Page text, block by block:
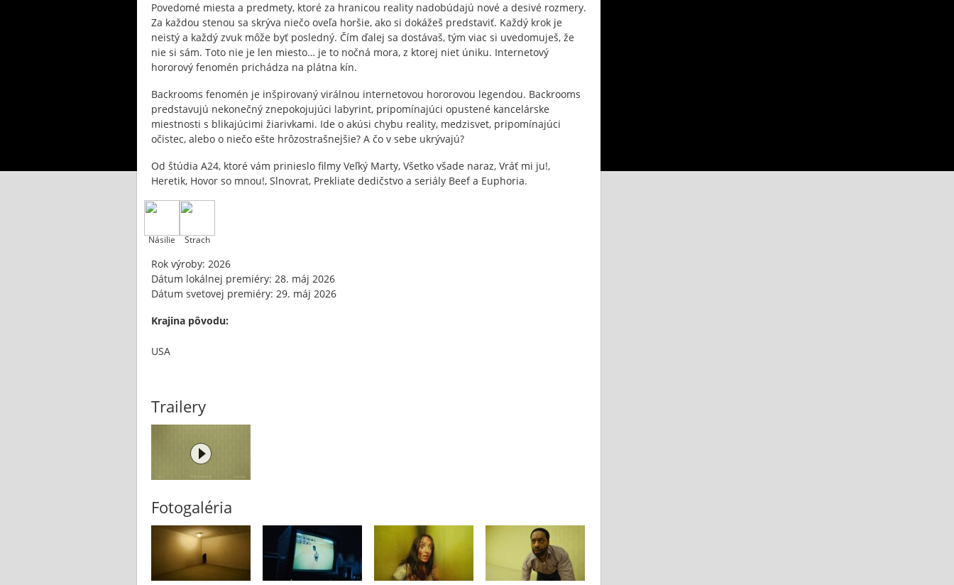
Povedomé miesta a predmety, ktoré za hranicou reality nadobúdajú nové a desivé rozmery.
Za každou stenou sa skrýva niečo oveľa horšie, ako si dokážeš predstaviť. Každý krok je
neistý a každý zvuk môže byť posledný. Čím ďalej sa dostávaš, tým viac si uvedomuješ, že
nie si sám. Toto nie je len miesto… je to nočná mora, z ktorej niet úniku. Internetový
hororový fenomén prichádza na plátna kín.
Backrooms fenomén je inšpirovaný virálnou internetovou hororovou legendou. Backrooms
predstavujú nekonečný znepokojujúci labyrint, pripomínajúci opustené kancelárske
miestnosti s blikajúcimi žiarivkami. Ide o akúsi chybu reality, medzisvet, pripomínajúci
očistec, alebo o niečo ešte hrôzostrašnejšie? A čo v sebe ukrývajú?
Od štúdia A24, ktoré vám prinieslo filmy Veľký Marty, Všetko všade naraz, Vráť mi ju!,
Heretik, Hovor so mnou!, Slnovrat, Prekliate dedičstvo a seriály Beef a Euphoria.
Násilie Strach
Rok výroby: 2026
Dátum lokálnej premiéry: 28. máj 2026
Dátum svetovej premiéry: 29. máj 2026
Krajina pôvodu:
USA
Trailery
Fotogaléria